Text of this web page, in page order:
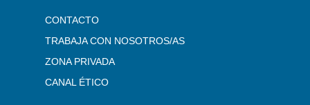
CONTACTO
TRABAJA CON NOSOTROS/AS
ZONA PRIVADA
CANAL ÉTICO